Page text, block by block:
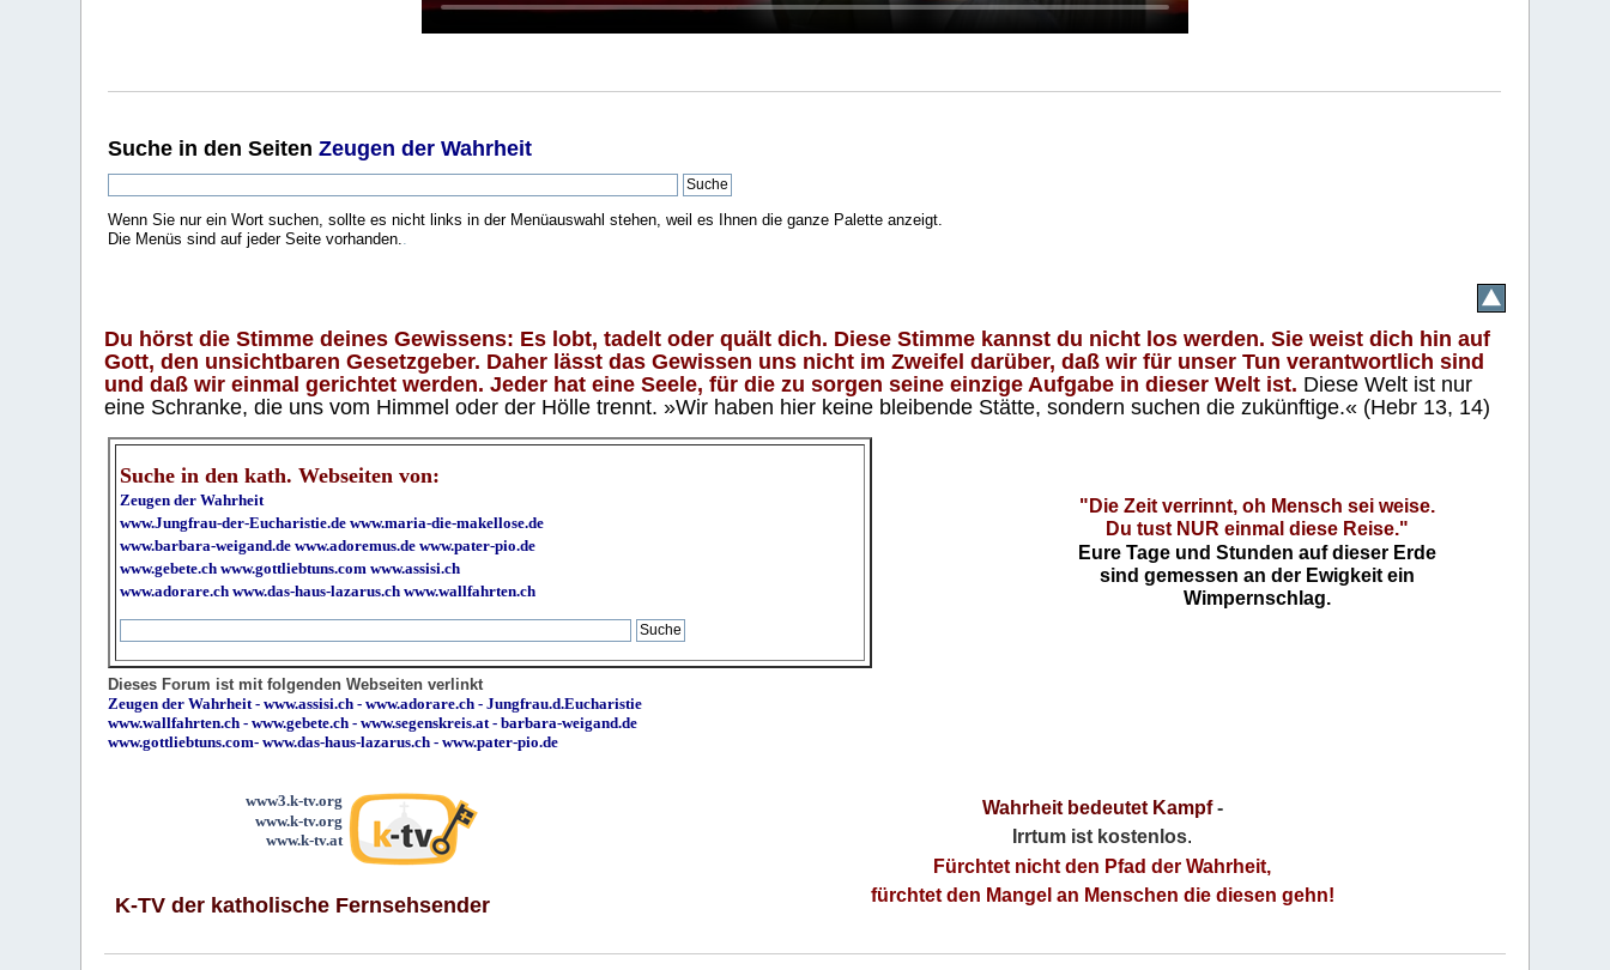
Suche in den SeitenZeugen der Wahrheit
Wenn Sie nur ein Wort suchen, sollte es nicht links in der Menüauswahl stehen, weil es Ihnen die ganze Palette anzeigt.
Die Menüs sind auf jeder Seite vorhanden..
Du hörst die Stimme deines Gewissens: Es lobt, tadelt oder quält dich. Diese Stimme kannst du nicht los werden. Sie weist dich hin auf
Gott, den unsichtbaren Gesetzgeber. Daher lässt das Gewissen uns nicht im Zweifel darüber, daß wir für unser Tun verantwortlich sind
und daß wir einmal gerichtet werden. Jeder hat eine Seele, für die zu sorgen seine einzige Aufgabe in dieser Welt ist. Diese Welt ist nur
eine Schranke, die uns vom Himmel oder der Hölle trennt. »Wir haben hier keine bleibende Stätte, sondern suchen die zukünftige.« (Hebr 13, 14)
Suche in den kath. Webseiten von:
Zeugen der Wahrheit
www.Jungfrau-der-Eucharistie.de www.maria-die-makellose.de
www.barbara-weigand.de www.adoremus.de www.pater-pio.de
www.gebete.ch www.gottliebtuns.com www.assisi.ch
www.adorare.ch www.das-haus-lazarus.ch www.wallfahrten.ch
"Die Zeit verrinnt, oh Mensch sei weise.
Du tust NUR einmal diese Reise."
Eure Tage und Stunden auf dieser Erde
sind gemessen an der Ewigkeit ein
Wimpernschlag.
Dieses Forum ist mit folgenden Webseiten verlinkt
Zeugen der Wahrheit-www.assisi.ch -www.adorare.ch -Jungfrau.d.Eucharistie
www.wallfahrten.ch -www.gebete.ch -www.segenskreis.at-barbara-weigand.de
www.gottliebtuns.com-www.das-haus-lazarus.ch - www.pater-pio.de
www3.k-tv.org
www.k-tv.org
www.k-tv.at
K-TV der katholische Fernsehsender
Wahrheit bedeutet Kampf-
Irrtum ist kostenlos.
Fürchtet nicht den Pfad der Wahrheit,
fürchtet den Mangel an Menschen die diesen gehn!